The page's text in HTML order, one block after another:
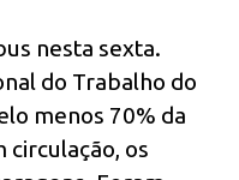
nesta sexta.
do Trabalho do
menos 70% da
circulação, os